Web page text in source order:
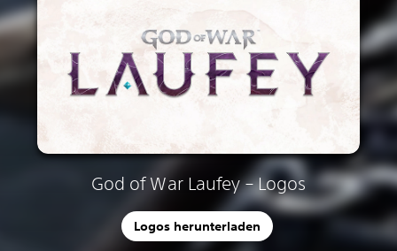
God of War Laufey – Logos
Logos herunterladen